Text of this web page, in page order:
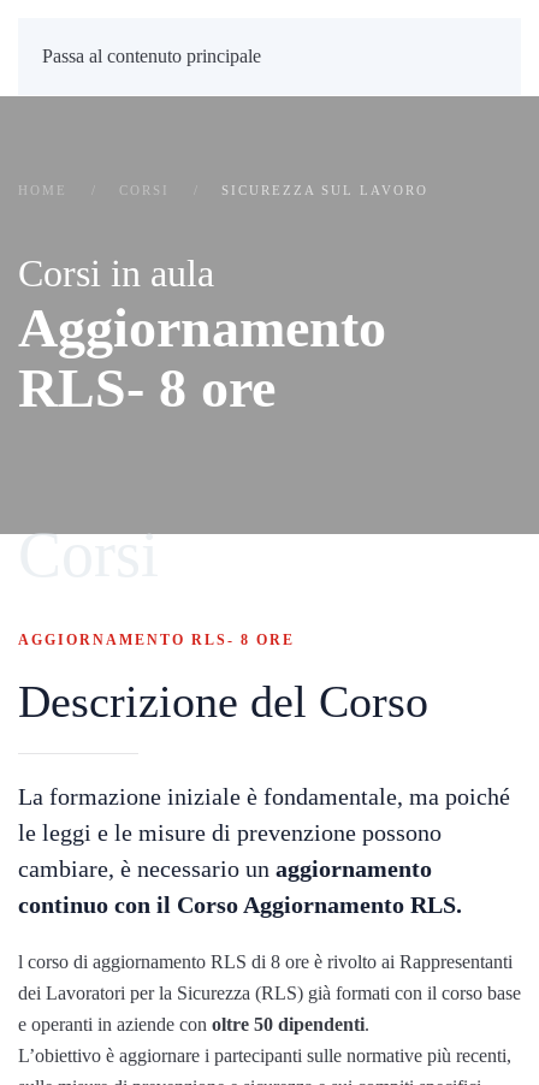
Passa al contenuto principale
HOME CORSI SICUREZZA SUL LAVORO
Corsi in aula
Aggiornamento
RLS- 8 ore
Corsi
AGGIORNAMENTO RLS- 8 ORE
Descrizione del Corso
La formazione iniziale è fondamentale, ma poiché
le leggi e le misure di prevenzione possono
cambiare, è necessario un aggiornamento
continuo con il Corso Aggiornamento RLS.
l corso di aggiornamento RLS di 8 ore è rivolto ai Rappresentanti
dei Lavoratori per la Sicurezza (RLS) già formati con il corso base
e operanti in aziende con oltre 50 dipendenti.
L’obiettivo è aggiornare i partecipanti sulle normative più recenti,